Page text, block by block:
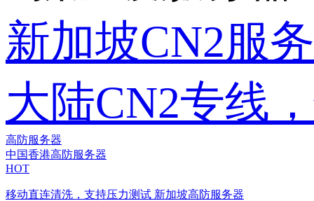
新加坡CN2服
大陆CN2专线
高防服务器
中国香港高防服务器
HOT
移动直连清洗，支持压力测试 新加坡高防服务器